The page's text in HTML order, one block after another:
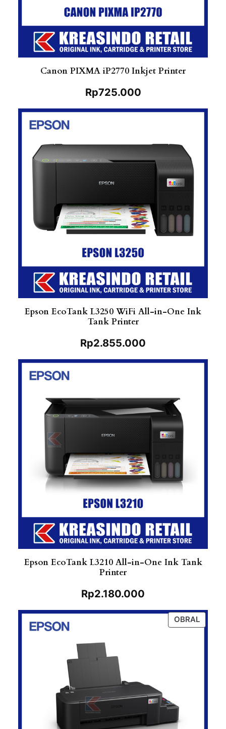
Canon PIXMA iP2770 Inkjet Printer
Rp725.000
Epson EcoTank L3250 WiFi All-in-One Ink
Tank Printer
Rp2.855.000
Epson EcoTank L3210 All-in-One Ink Tank
Printer
Rp2.180.000
OBRAL
ON